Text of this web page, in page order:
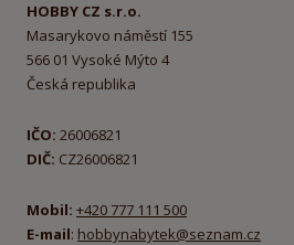
HOBBY CZ s.r.o.
Masarykovo náměstí 155
566 01 Vysoké Mýto 4
Česká republika
IČO: 26006821
DIČ: CZ26006821
Mobil: +420 777 111 500
E-mail: hobbynabytek@seznam.cz